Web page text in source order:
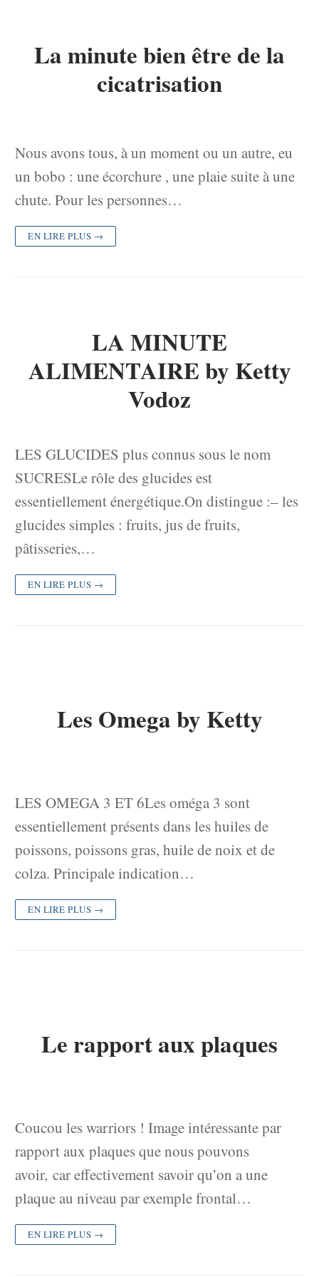
La minute bien être de la
cicatrisation
Nous avons tous, à un moment ou un autre, eu
un bobo : une écorchure , une plaie suite à une
chute. Pour les personnes…
EN LIRE PLUS →
LA MINUTE
ALIMENTAIRE by Ketty
Vodoz
LES GLUCIDES plus connus sous le nom
SUCRESLe rôle des glucides est
essentiellement énergétique.On distingue :– les
glucides simples : fruits, jus de fruits,
pâtisseries,…
EN LIRE PLUS →
Les Omega by Ketty
LES OMEGA 3 ET 6Les oméga 3 sont
essentiellement présents dans les huiles de
poissons, poissons gras, huile de noix et de
colza. Principale indication…
EN LIRE PLUS →
Le rapport aux plaques
Coucou les warriors ! Image intéressante par
rapport aux plaques que nous pouvons
avoir, car effectivement savoir qu’on a une
plaque au niveau par exemple frontal…
EN LIRE PLUS →